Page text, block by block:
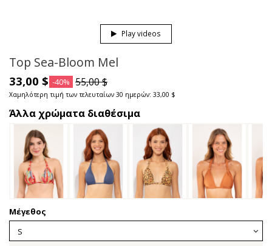
Play videos
Top Sea-Bloom Mel
33,00 $ -40% 55,00 $
Χαμηλότερη τιμή των τελευταίων 30 ημερών: 33,00 $
Άλλα χρώματα διαθέσιμα
Μέγεθος